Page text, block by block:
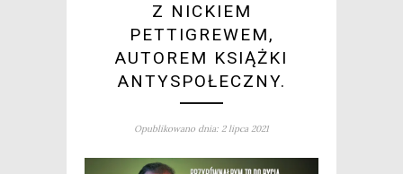
Z NICKIEM
PETTIGREWEM,
AUTOREM KSIĄŻKI
ANTYSPOŁECZNY.
Opublikowano dnia: 2 lipca 2021